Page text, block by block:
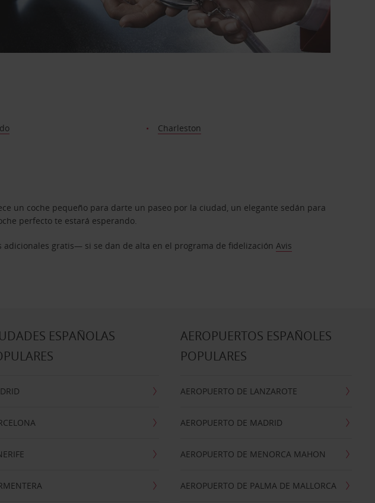
Charleston
un coche pequeño para darte un paseo por la ciudad, un elegante sedán para
perfecto te estará esperando.
gratis— si se dan de alta en el programa de fidelizaciónAvis
ESPAÑOLAS
AEROPUERTOS ESPAÑOLES
POPULARES
AEROPUERTO DE LANZAROTE
AEROPUERTO DE MADRID
AEROPUERTO DE MENORCA MAHON
AEROPUERTO DE PALMA DE MALLORCA